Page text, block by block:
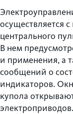
осуществляется
центрального
В нем
и применения, а
сообщений о
индикаторов.
купола
электроприводов.